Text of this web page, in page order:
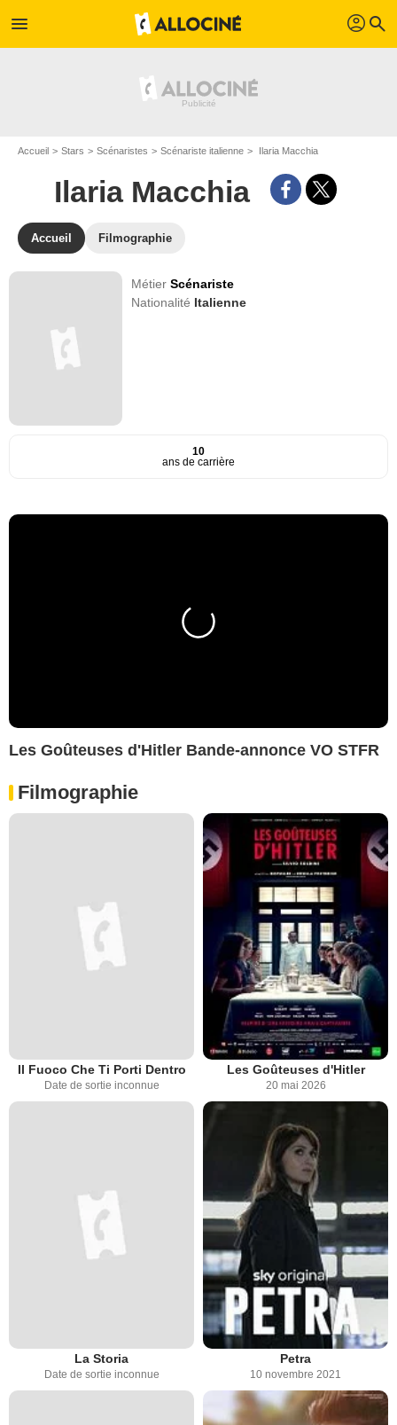
menu profil search
Accueil Stars Scénaristes Scénariste italienne Ilaria Macchia
Ilaria Macchia
Accueil Filmographie
MétierScénariste
Nationalité Italienne
10
ans de carrière
Les Goûteuses d'Hitler Bande-annonce VO STFR
Filmographie
Il Fuoco Che Ti Porti Dentro
Date de sortie inconnue
Les Goûteuses d'Hitler
20 mai 2026
La Storia
Date de sortie inconnue
Petra
10 novembre 2021